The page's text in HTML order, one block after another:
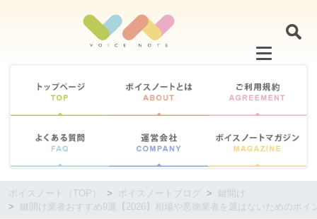
ボイスノート（TOP） ボイスノートブログ
鍵開け
鍵開け業者おすすめ9選【2026】相場や悪徳業者を選ばないためのポイ